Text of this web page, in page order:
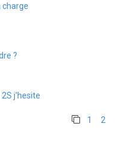
charge
?
j'hesite
1 2